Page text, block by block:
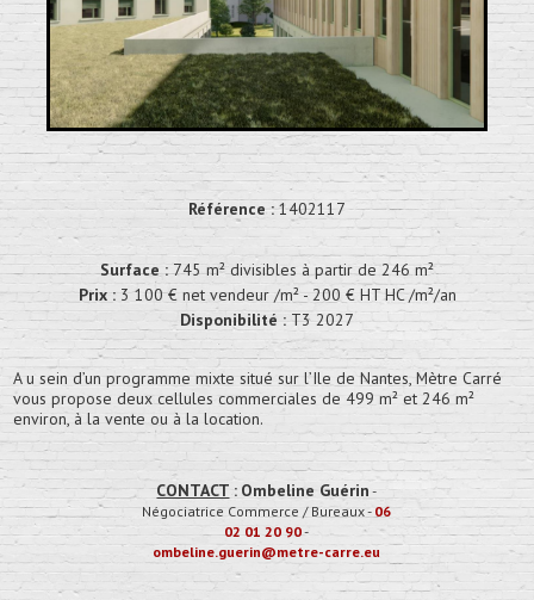
Référence :1402117
Surface :745 m² divisibles à partir de 246 m²
Prix : 3 100 € net vendeur /m² - 200 € HT HC /m²/an
Disponibilité :T3 2027
A u sein d’un programme mixte situé sur l’Ile de Nantes, Mètre Carré
vous propose deux cellules commerciales de 499 m² et 246 m²
environ, à la vente ou à la location.
CONTACT : Ombeline Guérin -
Négociatrice Commerce / Bureaux- 06
02 01 20 90-
ombeline.guerin@metre-carre.eu